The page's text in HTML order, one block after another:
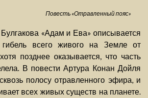
Повесть «Отравленный пояс»
«Адам и Ева» описывается
гибель всего живого на Земле от
позднее оказывается, что часть
В повести Артура Конан Дойля
полосу отравленного эфира, и
всех живых существ на планете.